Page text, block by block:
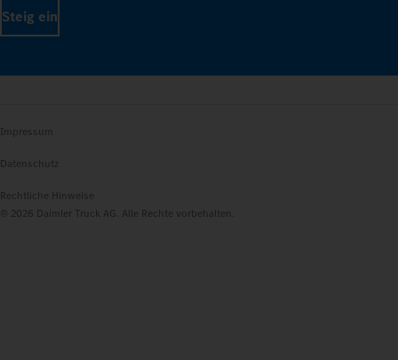
Steig ein
Impressum
Datenschutz
Rechtliche Hinweise
© 2026 Daimler Truck AG. Alle Rechte vorbehalten.